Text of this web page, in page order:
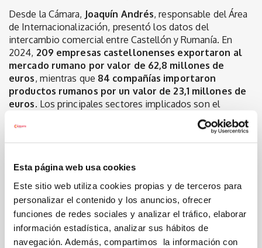
Esta página web usa cookies
Este sitio web utiliza cookies propias y de terceros para
personalizar el contenido y los anuncios, ofrecer
funciones de redes sociales y analizar el tráfico, elaborar
información estadística, analizar sus hábitos de
navegación. Además, compartimos la información con
Desde la Cámara, Joaquín Andrés, responsable del Área
de Internacionalización, presentó los datos del
intercambio comercial entre Castellón y Rumanía. En
2024, 209 empresas castellonenses exportaron al
mercado rumano por valor de 62,8 millones de
euros, mientras que 84 compañías importaron
productos rumanos por un valor de 23,1 millones de
euros. Los principales sectores implicados son el
cerámico, los materiales de construcción, la maquinaria
industrial, la química y la alimentación. “Nuestro objetivo
es acompañar a las empresas en su acceso a este
empresariales y asesoramiento directo”, explicó Andrés.
Sobre Rumanía
Rumanía, miembro de la Unión Europea desde 2007 y de
la OTAN desde 2004, consolida así su posición como un
socio estratégico para España. Con una ubicación